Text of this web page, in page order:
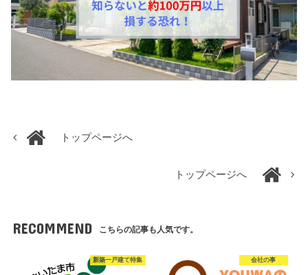
トップページへ
トップページへ
RECOMMEND こちらの記事も人気です。
新築一戸建て特集 会社の事